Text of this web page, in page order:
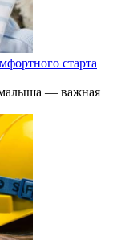
старта
малыша — важная